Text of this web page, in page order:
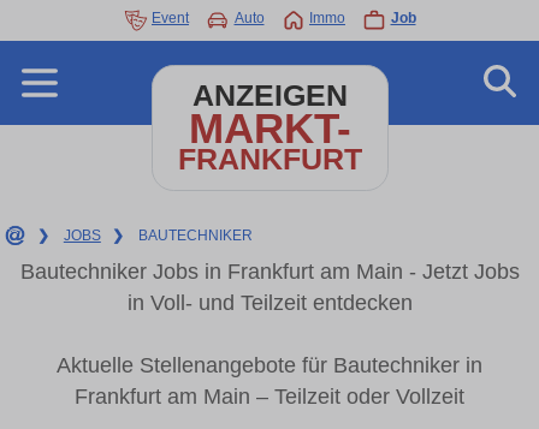
Event Auto Immo Job
ANZEIGEN
MARKT-
FRANKFURT
❯ JOBS ❯ BAUTECHNIKER
Bautechniker Jobs in Frankfurt am Main - Jetzt Jobs
in Voll- und Teilzeit entdecken
Aktuelle Stellenangebote für Bautechniker in
Frankfurt am Main – Teilzeit oder Vollzeit